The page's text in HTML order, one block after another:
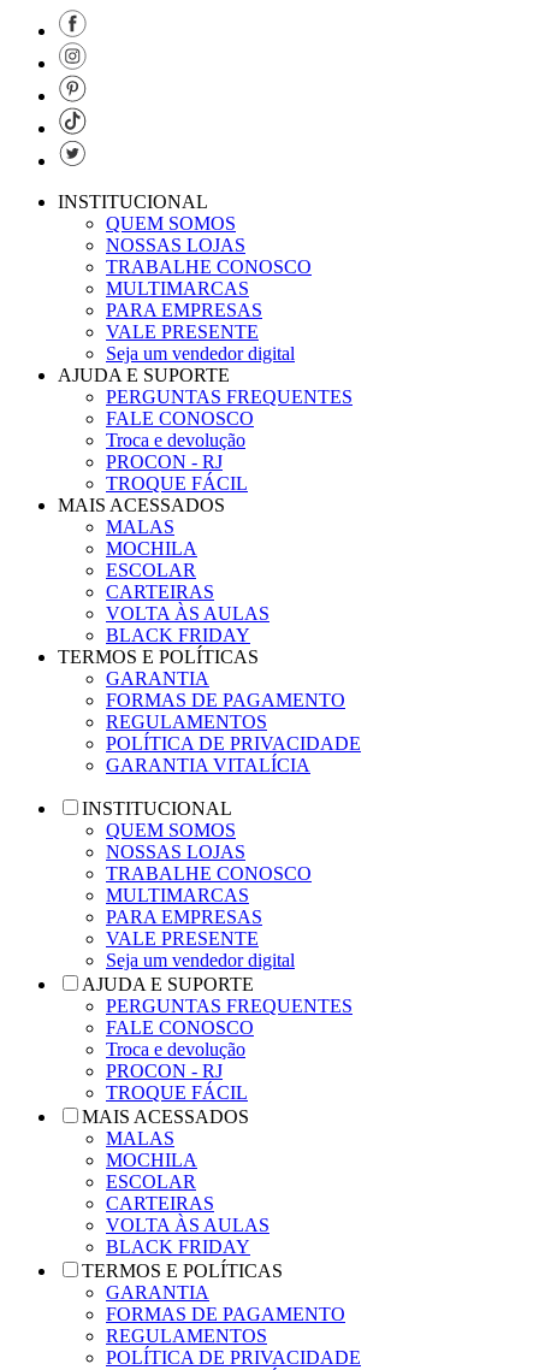
INSTITUCIONAL
QUEM SOMOS
NOSSAS LOJAS
TRABALHE CONOSCO
MULTIMARCAS
PARA EMPRESAS
VALE PRESENTE
Seja um vendedor digital
AJUDA E SUPORTE
PERGUNTAS FREQUENTES
FALE CONOSCO
Troca e devolução
PROCON - RJ
TROQUE FÁCIL
MAIS ACESSADOS
MALAS
MOCHILA
ESCOLAR
CARTEIRAS
VOLTA ÀS AULAS
BLACK FRIDAY
TERMOS E POLÍTICAS
GARANTIA
FORMAS DE PAGAMENTO
REGULAMENTOS
POLÍTICA DE PRIVACIDADE
GARANTIA VITALÍCIA
INSTITUCIONAL
QUEM SOMOS
NOSSAS LOJAS
TRABALHE CONOSCO
MULTIMARCAS
PARA EMPRESAS
VALE PRESENTE
Seja um vendedor digital
AJUDA E SUPORTE
PERGUNTAS FREQUENTES
FALE CONOSCO
Troca e devolução
PROCON - RJ
TROQUE FÁCIL
MAIS ACESSADOS
MALAS
MOCHILA
ESCOLAR
CARTEIRAS
VOLTA ÀS AULAS
BLACK FRIDAY
TERMOS E POLÍTICAS
GARANTIA
FORMAS DE PAGAMENTO
REGULAMENTOS
POLÍTICA DE PRIVACIDADE